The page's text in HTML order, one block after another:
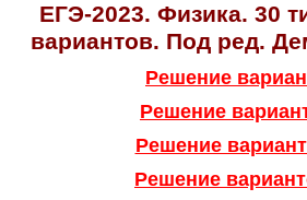
ЕГЭ-2023. Физика. 30
вариантов. Под ред.
Решение
Решение
Решение
Решение